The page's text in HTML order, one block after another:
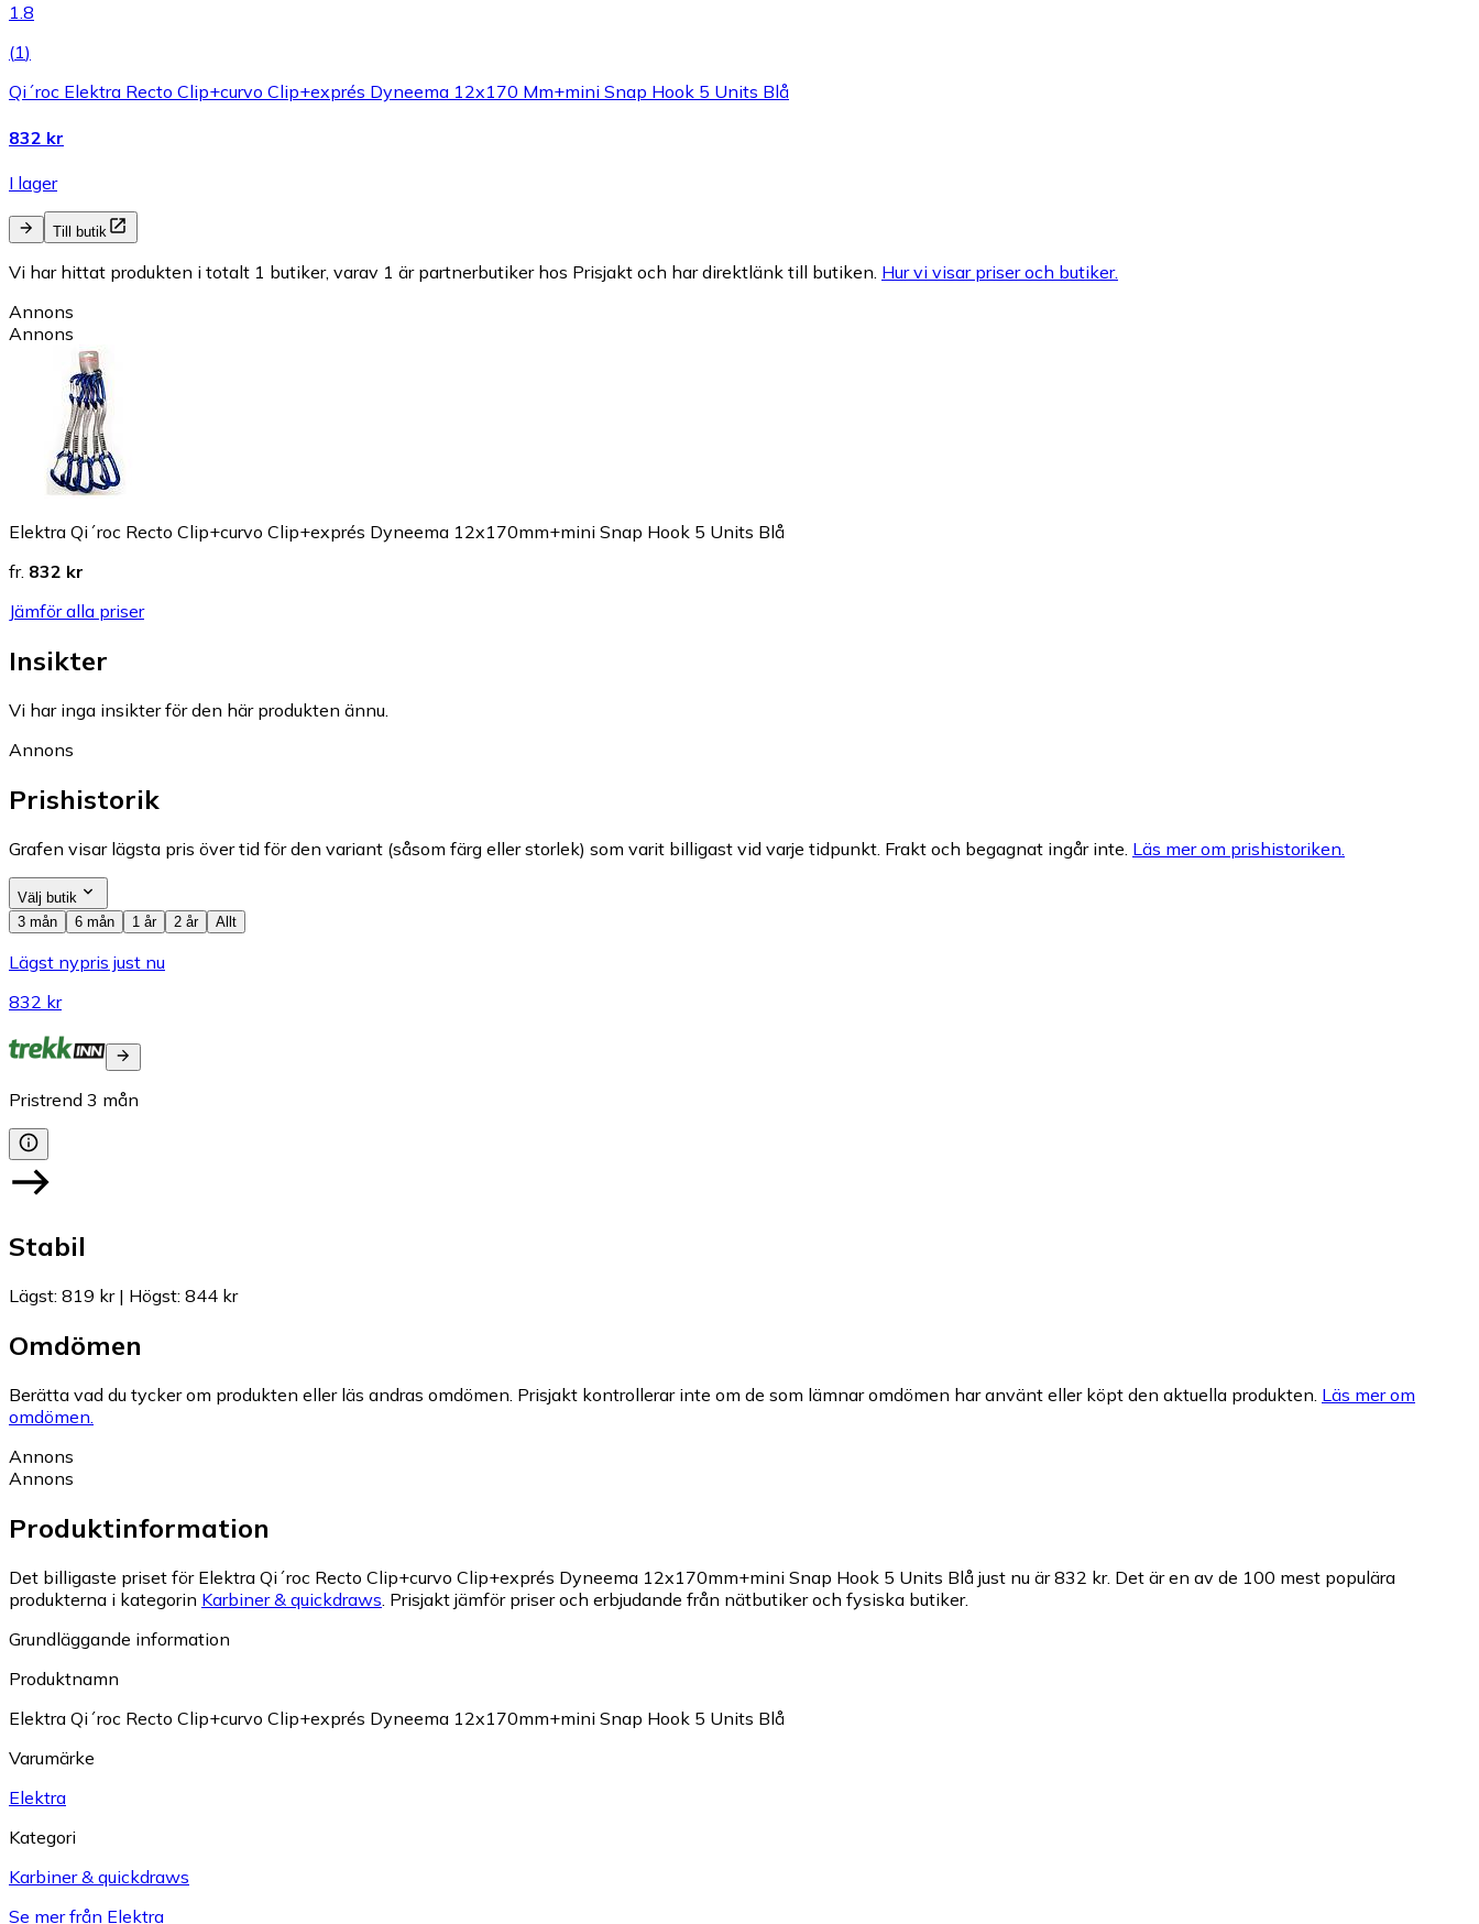
1.8
(1)
Qi´roc Elektra Recto Clip+curvo Clip+exprés Dyneema 12x170 Mm+mini Snap Hook 5 Units Blå
832 kr
I lager
Till butik
Vi har hittat produkten i totalt 1 butiker, varav 1 är partnerbutiker hos Prisjakt och har direktlänk till butiken. Hur vi visar priser och butiker.
Annons
Annons
Elektra Qi´roc Recto Clip+curvo Clip+exprés Dyneema 12x170mm+mini Snap Hook 5 Units Blå
fr. 832 kr
Jämför alla priser
Insikter
Vi har inga insikter för den här produkten ännu.
Annons
Prishistorik
Grafen visar lägsta pris över tid för den variant (såsom färg eller storlek) som varit billigast vid varje tidpunkt. Frakt och begagnat ingår inte. Läs mer om prishistoriken.
Välj butik
3 mån
6 mån 1 år 2 år Allt
Lägst nypris just nu
832 kr
Pristrend 3 mån
Stabil
Lägst: 819 kr| Högst: 844 kr
Omdömen
Berätta vad du tycker om produkten eller läs andras omdömen. Prisjakt kontrollerar inte om de som lämnar omdömen har använt eller köpt den aktuella produkten. Läs mer om
omdömen.
Annons
Annons
Produktinformation
Det billigaste priset för Elektra Qi´roc Recto Clip+curvo Clip+exprés Dyneema 12x170mm+mini Snap Hook 5 Units Blå just nu är 832 kr. Det är en av de 100 mest populära
produkterna i kategorin Karbiner & quickdraws Prisjakt jämför priser och erbjudande från nätbutiker och fysiska butiker.
Grundläggande information
Produktnamn
Elektra Qi´roc Recto Clip+curvo Clip+exprés Dyneema 12x170mm+mini Snap Hook 5 Units Blå
Varumärke
Elektra
Kategori
Karbiner & quickdraws
Se mer från Elektra